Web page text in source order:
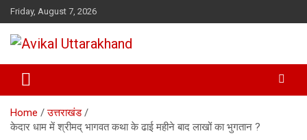
Skip
to
content
Friday, August 7, 2026
Avikal Uttarakhand
Home
उत्तराखंड
केदार धाम में श्रीमद् भागवत कथा के ढाई महीने बाद लाखों का भुगतान ?